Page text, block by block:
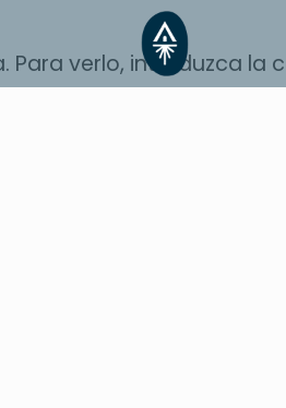
verlo, introduzca la